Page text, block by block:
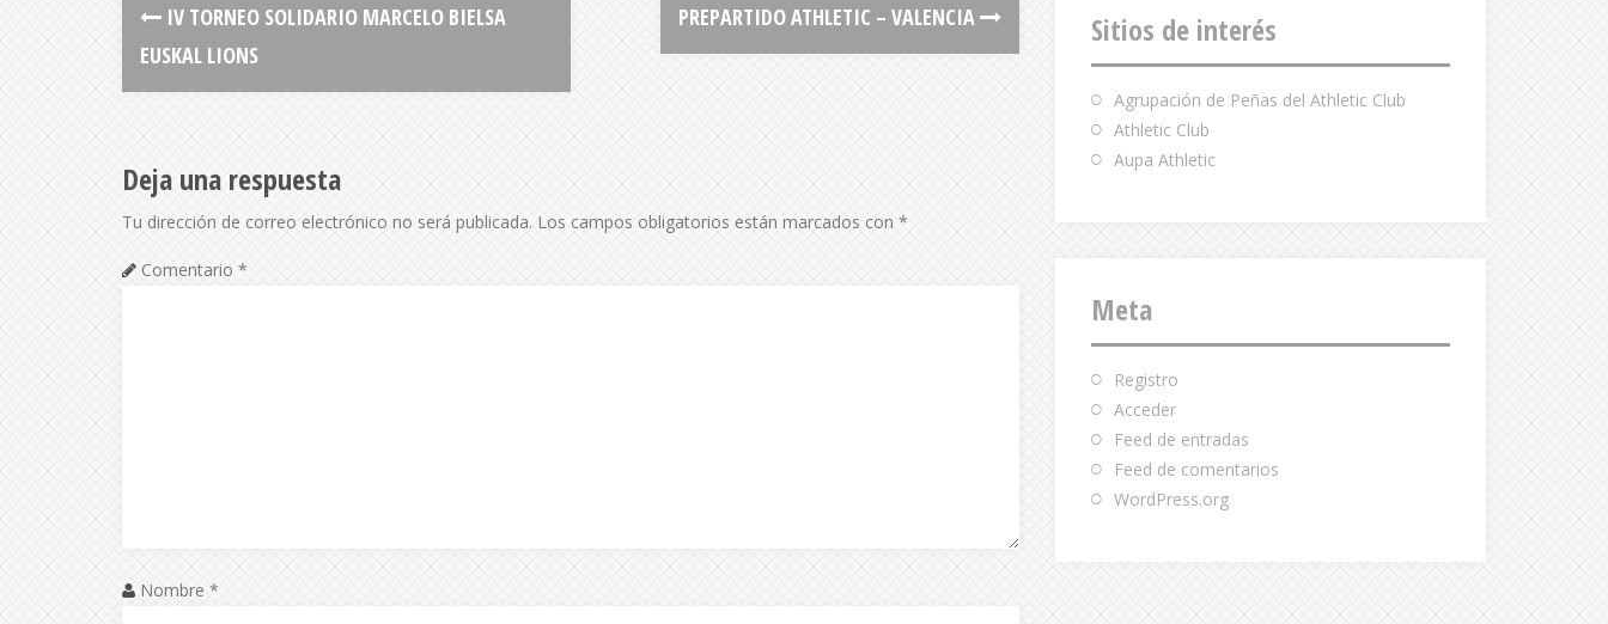
IV TORNEO SOLIDARIO MARCELO BIELSA
EUSKAL LIONS
PREPARTIDO ATHLETIC – VALENCIA
Deja una respuesta
Tu dirección de correo electrónico no será publicada. Los campos obligatorios están marcados con *
Comentario *
Nombre *
Sitios de interés
Agrupación de Peñas del Athletic Club
Athletic Club
Aupa Athletic
Meta
Registro
Acceder
Feed de entradas
Feed de comentarios
WordPress.org